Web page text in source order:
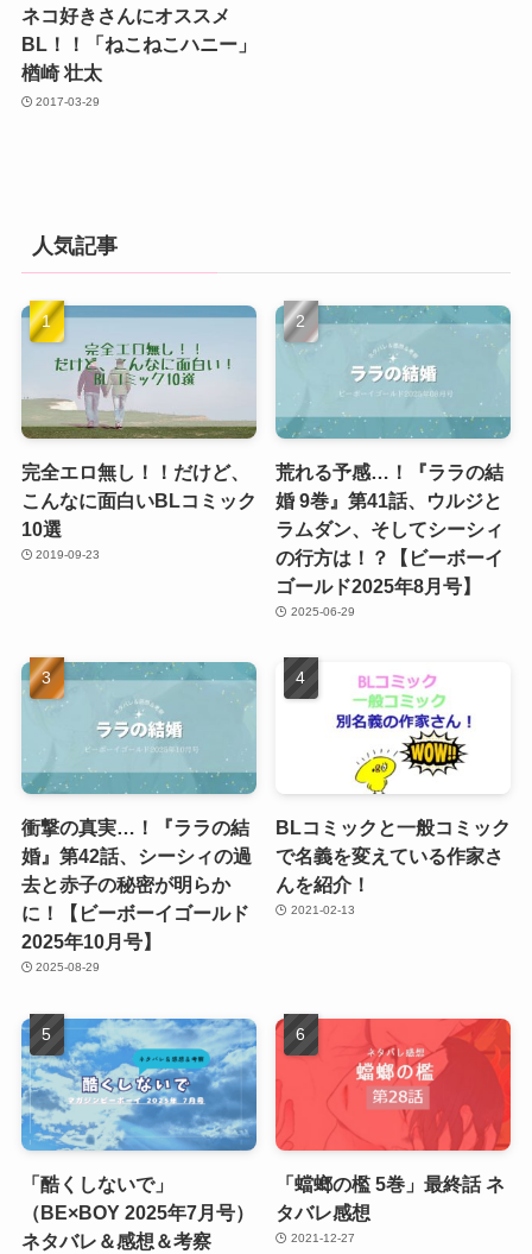
ネコ好きさんにオススメ
BL！！「ねこねこハニー」
楢崎 壮太
2017-03-29
人気記事
完全エロ無し！！だけど、
こんなに面白いBLコミック
10選
2019-09-23
荒れる予感…！『ララの結
婚 9巻』第41話、ウルジと
ラムダン、そしてシーシィ
の行方は！？【ビーボーイ
ゴールド2025年8月号】
2025-06-29
衝撃の真実…！『ララの結
婚』第42話、シーシィの過
去と赤子の秘密が明らか
に！【ビーボーイゴールド
2025年10月号】
2025-08-29
BLコミックと一般コミック
で名義を変えている作家さ
んを紹介！
2021-02-13
「酷くしないで」
（BE×BOY 2025年7月号）
ネタバレ＆感想＆考察
「蟷螂の檻 5巻」最終話 ネ
タバレ感想
2021-12-27